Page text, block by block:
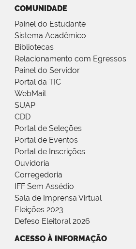
COMUNIDADE
Painel do Estudante
Sistema Acadêmico
Bibliotecas
Relacionamento com Egressos
Painel do Servidor
Portal da TIC
WebMail
SUAP
CDD
Portal de Seleções
Portal de Eventos
Portal de Inscrições
Ouvidoria
Corregedoria
IFF Sem Assédio
Sala de Imprensa Virtual
Eleições 2023
Defeso Eleitoral 2026
ACESSO À INFORMAÇÃO